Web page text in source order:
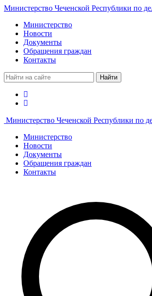
Министерство Чеченской Республики по
Министерство
Новости
Документы
Обращения граждан
Контакты
Найти
Министерство Чеченской Республики по
Министерство
Новости
Документы
Обращения граждан
Контакты